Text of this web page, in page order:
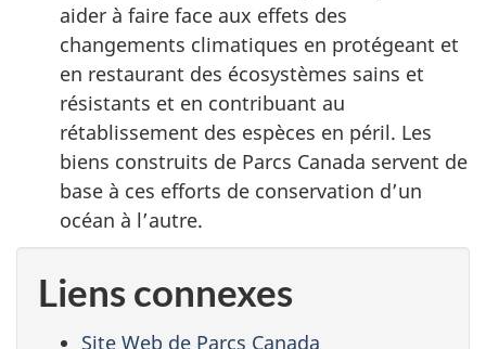
aider à faire face aux effets des
changements climatiques en protégeant et
en restaurant des écosystèmes sains et
résistants et en contribuant au
rétablissement des espèces en péril. Les
biens construits de Parcs Canada servent de
base à ces efforts de conservation d’un
océan à l’autre.
Liens connexes
Site Web de Parcs Canada